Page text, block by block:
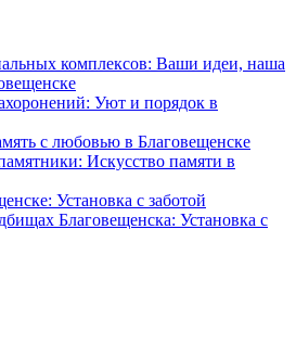
комплексов: Ваши идеи, наша
Уют и порядок в
с любовью в Благовещенске
Искусство памяти в
Установка с заботой
Благовещенска: Установка с